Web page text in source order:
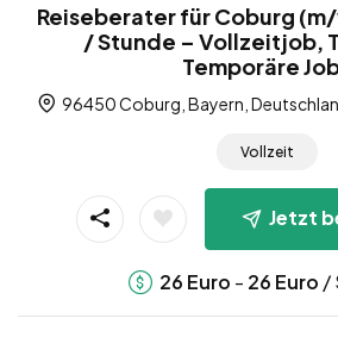
Reiseberater für Coburg
/ Stunde – Vollzeitjob,
Temporäre
96450 Coburg, Bayern,
Vollzeit
Jetzt
26 Euro - 26 Euro /